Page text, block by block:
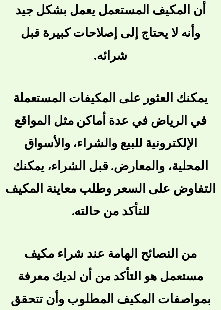
أن المكيف المستعمل يعمل بشكل جيد
وأنه لا يحتاج إلى إصلاحات كبيرة قبل
شرائه.
يمكنك العثور على المكيفات المستعملة
في الرياض في عدة أماكن مثل المواقع
الإلكترونية للبيع والشراء، والأسواق
المحلية، والمعارض. قبل الشراء، يمكنك
التفاوض على السعر وطلب معاينة المكيف
للتأكد من حالته.
من النصائح الهامة عند شراء مكيف
مستعمل هو التأكد من أن لديك معرفة
بمواصفات المكيف المطلوب وأن تتحقق